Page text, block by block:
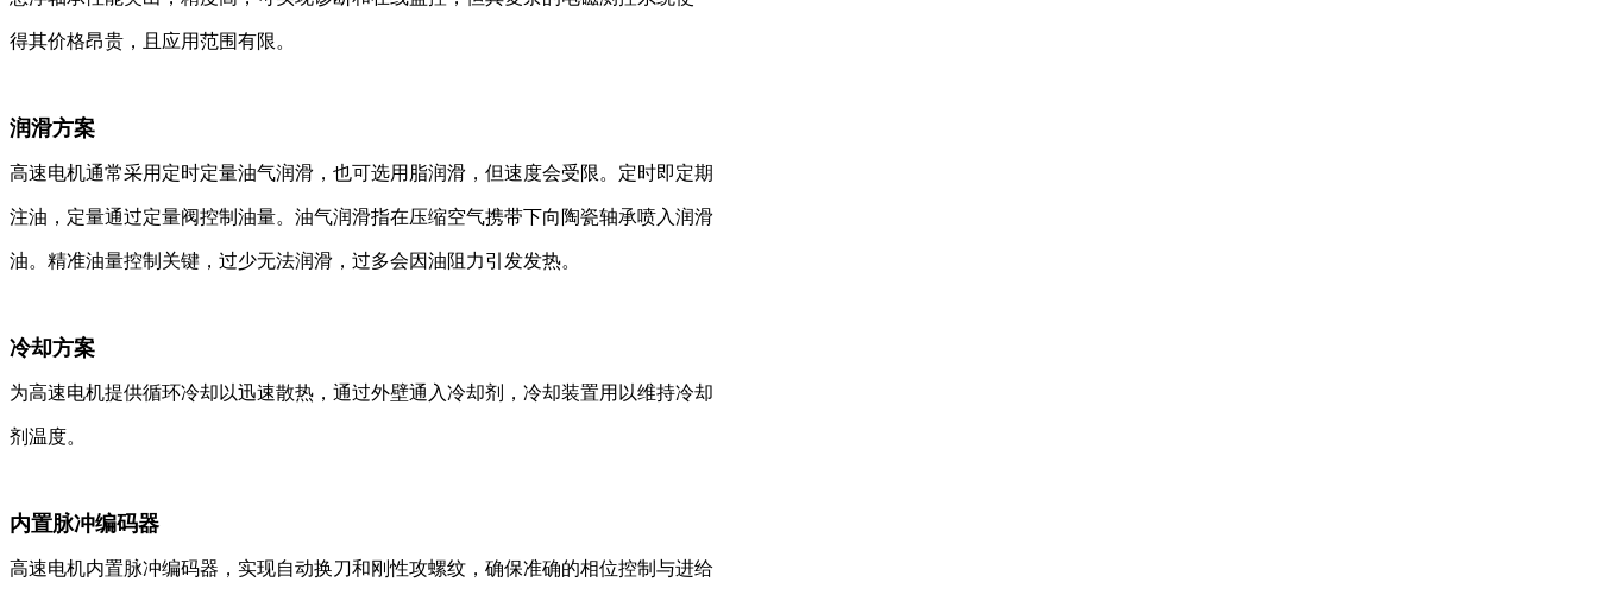
得其价格昂贵，且应用范围有限。
润滑方案
高速电机通常采用定时定量油气润滑，也可选用脂润滑，但速度会受限。定时即定期
注油，定量通过定量阀控制油量。油气润滑指在压缩空气携带下向陶瓷轴承喷入润滑
油。精准油量控制关键，过少无法润滑，过多会因油阻力引发发热。
冷却方案
为高速电机提供循环冷却以迅速散热，通过外壁通入冷却剂，冷却装置用以维持冷却
剂温度。
内置脉冲编码器
高速电机内置脉冲编码器，实现自动换刀和刚性攻螺纹，确保准确的相位控制与进给